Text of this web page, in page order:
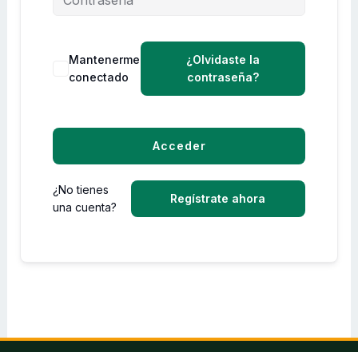
Mantenerme
conectado
¿Olvidaste la
contraseña?
Acceder
¿No tienes
una cuenta?
Regístrate ahora